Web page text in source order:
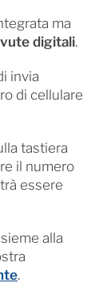
ma
digitali.
invia
di cellulare
tastiera
il numero
essere
alla
.